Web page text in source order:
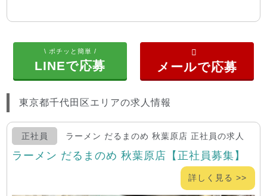
\ ポチッと簡単 /
LINEで応募
東京都千代田区エリアの求人情報
正社員 ラーメン だるまのめ 秋葉原店 正社員の求人
ラーメン だるまのめ 秋葉原店【正社員募集】
詳しく見る >>